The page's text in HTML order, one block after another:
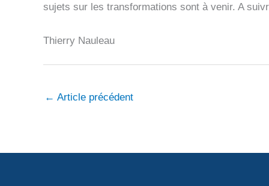
sujets sur les transformations sont à venir. A
Thierry Nauleau
← Article précédent